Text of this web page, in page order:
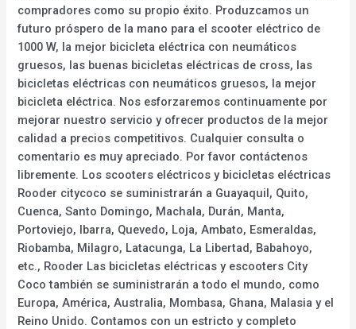
compradores como su propio éxito. Produzcamos un
futuro próspero de la mano para el scooter eléctrico de
1000 W, la mejor bicicleta eléctrica con neumáticos
gruesos, las buenas bicicletas eléctricas de cross, las
bicicletas eléctricas con neumáticos gruesos, la mejor
bicicleta eléctrica. Nos esforzaremos continuamente por
mejorar nuestro servicio y ofrecer productos de la mejor
calidad a precios competitivos. Cualquier consulta o
comentario es muy apreciado. Por favor contáctenos
libremente. Los scooters eléctricos y bicicletas eléctricas
Rooder citycoco se suministrarán a Guayaquil, Quito,
Cuenca, Santo Domingo, Machala, Durán, Manta,
Portoviejo, Ibarra, Quevedo, Loja, Ambato, Esmeraldas,
Riobamba, Milagro, Latacunga, La Libertad, Babahoyo,
etc., Rooder Las bicicletas eléctricas y escooters City
Coco también se suministrarán a todo el mundo, como
Europa, América, Australia, Mombasa, Ghana, Malasia y el
Reino Unido. Contamos con un estricto y completo